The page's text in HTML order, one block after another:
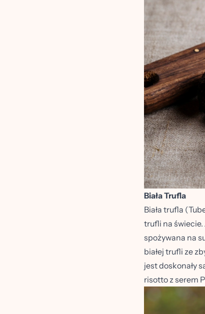
Biała Trufla
Biała trufla
trufli na
spożywana na
białej trufli ze
jest doskonały
risotto z serem